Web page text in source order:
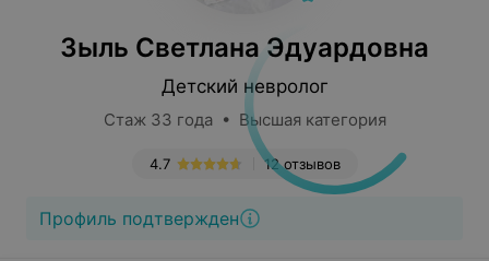
Зыль Светлана Эдуардовна
Детский невролог
Стаж 33 года • Высшая категория
12 отзывов
4.7
Профиль подтвержден